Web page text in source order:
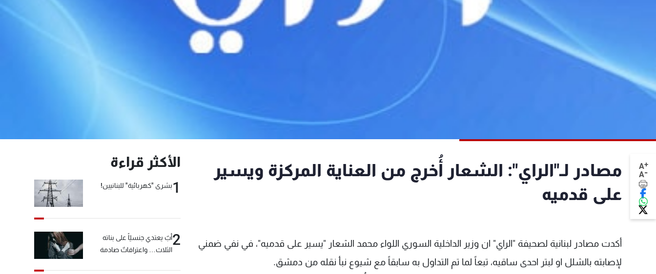
A+
A-
مصادر لـ"الراي": الشعار أُخرج من العناية المركزة ويسير
على قدميه
أكدت مصادر لبنانية لصحيفة "الراي" ان وزير الداخلية السوري اللواء محمد الشعار "يسير على قدميه"، في نفي ضمني
لإصابته بالشلل او لبتر احدى ساقيه، تبعاً لما تم التداول به سابقاً مع شيوع نبأ نقله من دمشق.
الأكثر قراءة
1بشرى "كهربائية" للبنانيين!
2أبٌ يعتدي جنسيّاً على بناته
الثلاث… واعترافاتٌ صادمة